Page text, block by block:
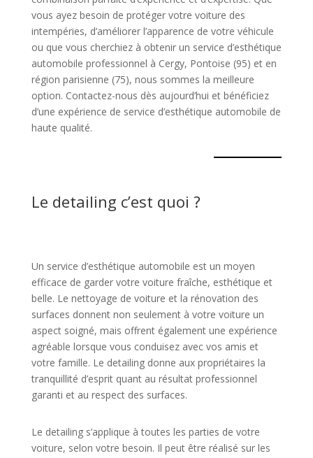
vous ayez besoin de protéger votre voiture des
intempéries, d’améliorer l’apparence de votre véhicule
ou que vous cherchiez à obtenir un service d’esthétique
automobile professionnel à Cergy, Pontoise (95) et en
région parisienne (75), nous sommes la meilleure
option. Contactez-nous dès aujourd’hui et bénéficiez
d’une expérience de service d’esthétique automobile de
haute qualité.
Le detailing c’est quoi ?
Un service d’esthétique automobile est un moyen
efficace de garder votre voiture fraîche, esthétique et
belle. Le nettoyage de voiture et la rénovation des
surfaces donnent non seulement à votre voiture un
aspect soigné, mais offrent également une expérience
agréable lorsque vous conduisez avec vos amis et
votre famille. Le detailing donne aux propriétaires la
tranquillité d’esprit quant au résultat professionnel
garanti et au respect des surfaces.
Le detailing s’applique à toutes les parties de votre
voiture, selon votre besoin. Il peut être réalisé sur les